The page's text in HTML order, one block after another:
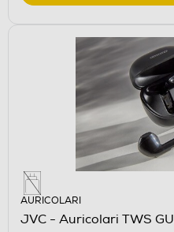
AURICOLARI
JVC - Auricolari TWS